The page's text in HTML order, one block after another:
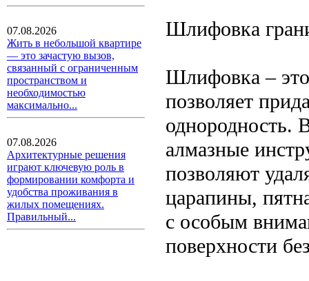
07.08.2026
Жить в небольшой квартире
— это зачастую вызов,
связанный с ограниченным
пространством и
необходимостью
максимально...
07.08.2026
Архитектурные решения
играют ключевую роль в
формировании комфорта и
удобства проживания в
жилых помещениях.
Правильный...
Шлифовка
Шлифовка – это
позволяет
однородность.
алмазные
позволяют
царапины,
с особым
поверхности